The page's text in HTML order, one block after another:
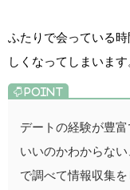
ふたりで会っている
しくなってしまいます
デートの経験が豊
いいのかわからな
で調べて情報収集を